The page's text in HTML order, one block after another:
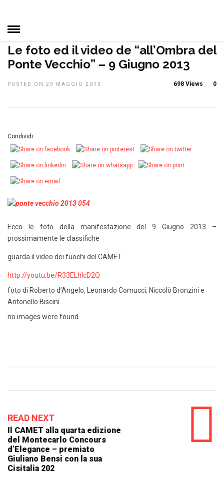
PIANO
Le foto ed il video de “all’Ombra del
Ponte Vecchio” – 9 Giugno 2013
POSTED ON 29 MAGGIO 2013 0
698 Views
Condividi:
Ecco le foto della manifestazione del 9 Giugno 2013 –
prossimamente le classifiche
guarda il video dei fuochi del CAMET
http://youtu.be/R33ELhlcD2Q
foto di Roberto d’Angelo, Leonardo Comucci, Niccolò Bronzini e
Antonello Biscini
no images were found
READ NEXT
Il CAMET alla quarta edizione
del Montecarlo Concours
d’Elegance – premiato
Giuliano Bensi con la sua
Cisitalia 202